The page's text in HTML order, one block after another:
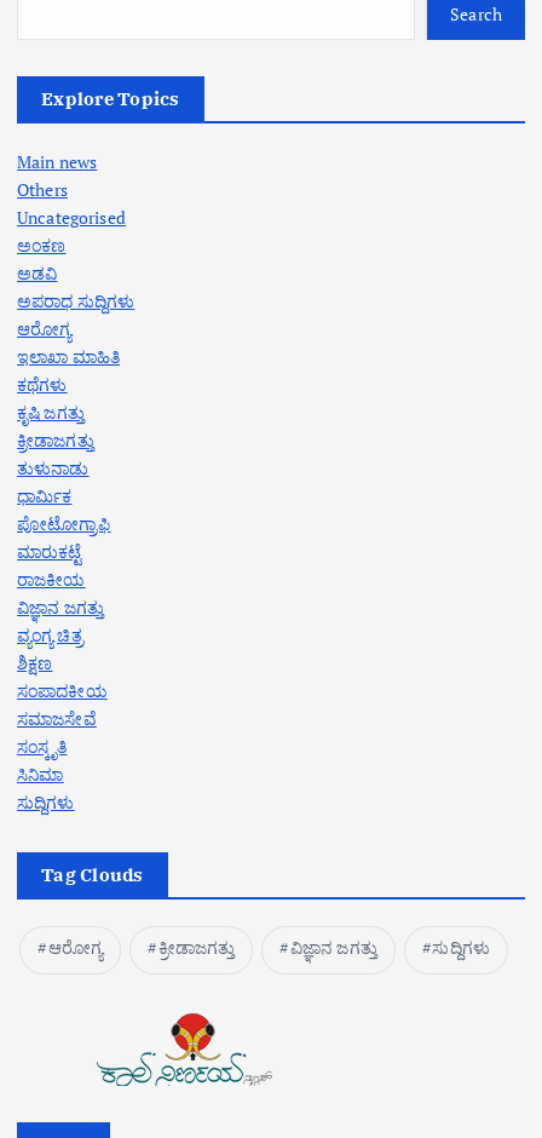
Search
Explore Topics
Main news
Others
Uncategorised
ಅಂಕಣ
ಅಡವಿ
ಅಪರಾಧ ಸುದ್ದಿಗಳು
ಆರೋಗ್ಯ
ಇಲಾಖಾ ಮಾಹಿತಿ
ಕಥೆಗಳು
ಕೃಷಿ ಜಗತ್ತು
ಕ್ರೀಡಾಜಗತ್ತು
ತುಳುನಾಡು
ಧಾರ್ಮಿಕ
ಪೋಟೋಗ್ರಾಫಿ
ಮಾರುಕಟ್ಟೆ
ರಾಜಕೀಯ
ವಿಜ್ಞಾನ ಜಗತ್ತು
ವ್ಯಂಗ್ಯ ಚಿತ್ರ
ಶಿಕ್ಷಣ
ಸಂಪಾದಕೀಯ
ಸಮಾಜಸೇವೆ
ಸಂಸ್ಕೃತಿ
ಸಿನಿಮಾ
ಸುದ್ದಿಗಳು
Tag Clouds
ಆರೋಗ್ಯ ಕ್ರೀಡಾಜಗತ್ತು ವಿಜ್ಞಾನ ಜಗತ್ತು ಸುದ್ದಿಗಳು